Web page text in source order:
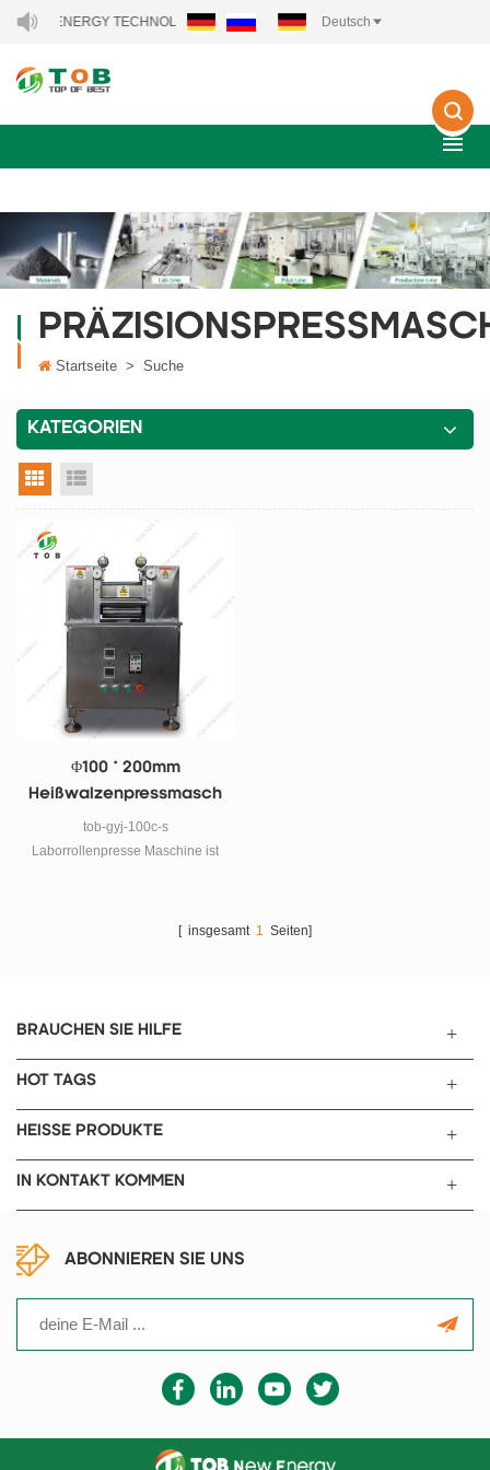
NEW ENERGY TECHNOLOGY CO., LTD.. Deutsch
Startseite > Suche
KATEGORIEN
Rasteransicht
Φ100 * 200mm
Heißwalzenpressmasch
Ine Edelstahl
tob-gyj-100c-s
Laborrollenpresse Maschine ist
Es hat zwei Rollen mit 100 mm[ insgesamt 1 Seiten]
BRAUCHEN SIE HILFE
HOT TAGS
HEISSE PRODUKTE
IN KONTAKT KOMMEN
ABONNIEREN SIE UNS